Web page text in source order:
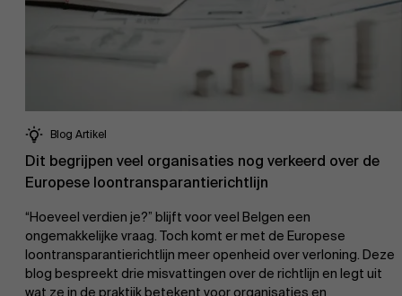
Blog Artikel
Dit begrijpen veel organisaties nog verkeerd over de
Europese loontransparantierichtlijn
“Hoeveel verdien je?” blijft voor veel Belgen een
ongemakkelijke vraag. Toch komt er met de Europese
loontransparantierichtlijn meer openheid over verloning. Deze
blog bespreekt drie misvattingen over de richtlijn en legt uit
wat ze in de praktijk betekent voor organisaties en